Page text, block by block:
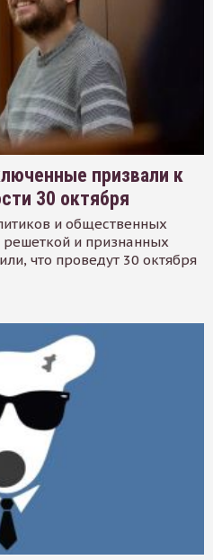
призвали к
30 октября
и общественных
и признанных
что проведут 30 октября